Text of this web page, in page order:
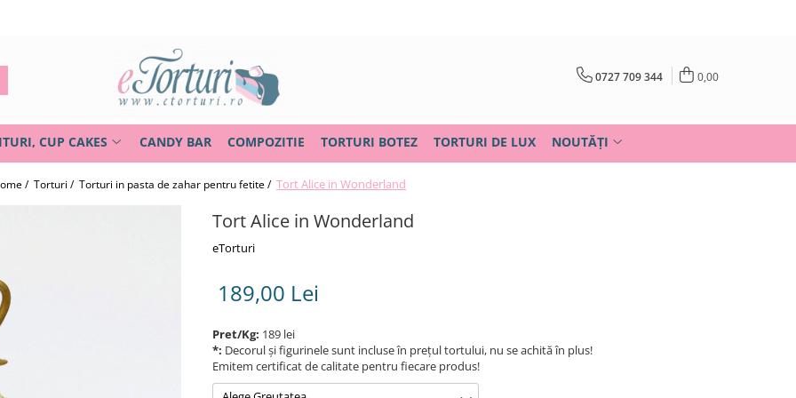
0727 709 344 0,00
CUP CAKES CANDY BAR COMPOZITIE TORTURI BOTEZ TORTURI DE LUX NOUTĂȚI
/ Torturi / Torturi in pasta de zahar pentru fetite / Tort Alice in Wonderland
Tort Alice in Wonderland
eTorturi
189,00 Lei
Pret/Kg: 189 lei
*: Decorul și figurinele sunt incluse în prețul tortului, nu se achită în plus!
Emitem certificat de calitate pentru fiecare produs!